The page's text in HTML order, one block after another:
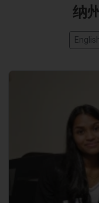
纳